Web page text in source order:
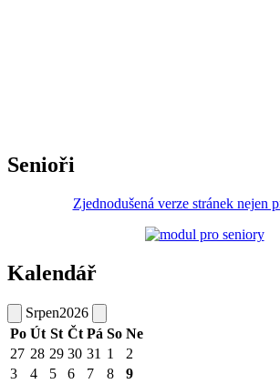
Senioři
Zjednodušená verze stránek nejen
Kalendář
Srpen2026
Po Út St Čt Pá So Ne
27 28 29 30 31 1
2
3
4 5 6 7 8
9